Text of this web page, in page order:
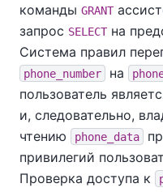
команды GRANT
запрос SELECTна
Система правил
phone_number на
пользователь
и, следовательно,
чтению
phone_data
привилегий
Проверка доступа к